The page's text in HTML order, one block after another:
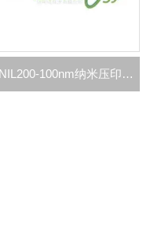
mr-NIL200-100nm纳米压印光刻胶 mr-NIL200 系列